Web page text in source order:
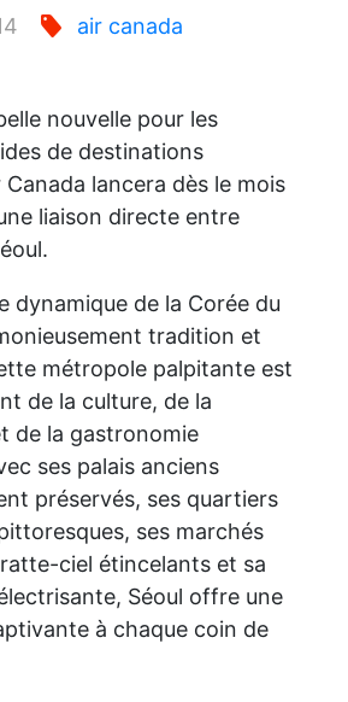
air canada
nouvelle pour les
de destinations
lancera dès le mois
liaison directe entre
dynamique de la Corée du
tradition et
métropole palpitante est
de la culture, de la
de la gastronomie
ses palais anciens
préservés, ses quartiers
ses marchés
ciel étincelants et sa
Séoul offre une
à chaque coin de